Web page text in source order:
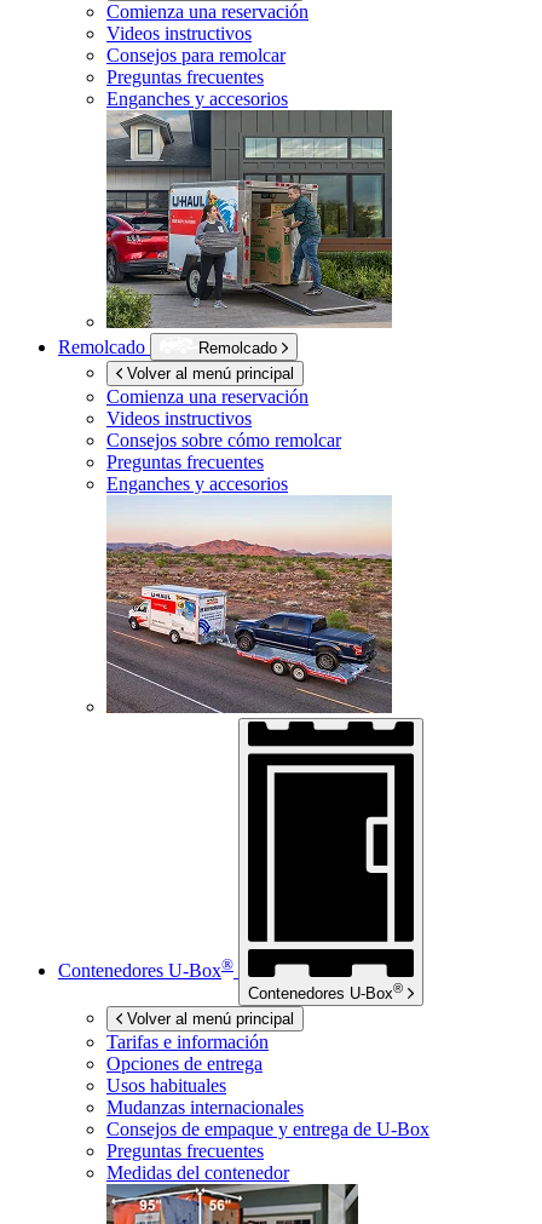
Comienza una reservación
Videos instructivos
Consejos para remolcar
Preguntas frecuentes
Enganches y accesorios
Remolcado
Remolcado
Volver al menú principal
Comienza una reservación
Videos instructivos
Consejos sobre cómo remolcar
Preguntas frecuentes
Enganches y accesorios
Contenedores U-Box®
Contenedores U-Box®
Volver al menú principal
Tarifas e información
Opciones de entrega
Usos habituales
Mudanzas internacionales
Consejos de empaque y entrega de U-Box
Preguntas frecuentes
Medidas del contenedor